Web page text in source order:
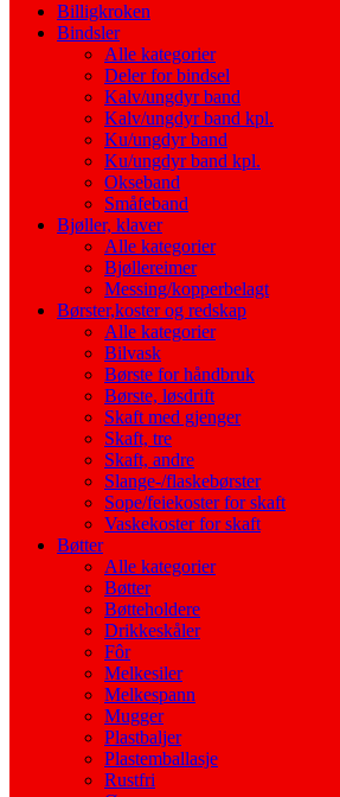
Billigkroken
Bindsler
Alle kategorier
Deler for bindsel
Kalv/ungdyr band
Kalv/ungdyr band kpl.
Ku/ungdyr band
Ku/ungdyr band kpl.
Okseband
Småfeband
Bjøller, klaver
Alle kategorier
Bjøllereimer
Messing/kopperbelagt
Børster,koster og redskap
Alle kategorier
Bilvask
Børste for håndbruk
Børste, løsdrift
Skaft med gjenger
Skaft, tre
Skaft, andre
Slange-/flaskebørster
Sope/feiekoster for skaft
Vaskekoster for skaft
Bøtter
Alle kategorier
Bøtter
Bøtteholdere
Drikkeskåler
Fôr
Melkesiler
Melkespann
Mugger
Plastbaljer
Plastemballasje
Rustfri